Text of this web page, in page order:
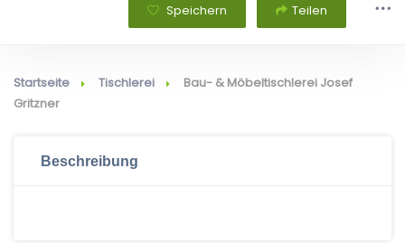
Speichern Teilen
Startseite Tischlerei
Bau- & Möbeltischlerei Josef
Gritzner
Beschreibung